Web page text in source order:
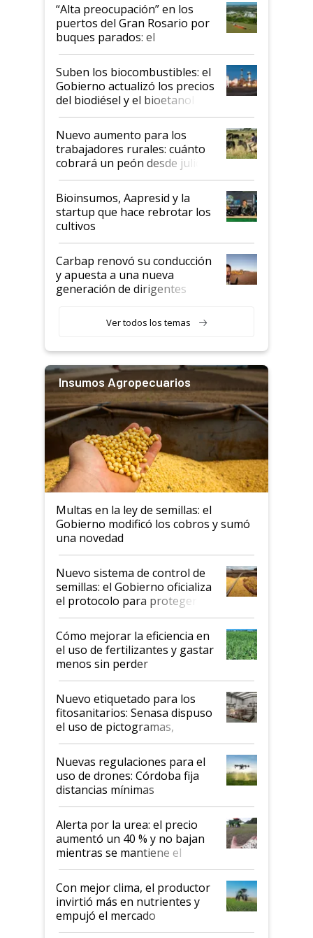
“Alta preocupación” en los
puertos del Gran Rosario por
buques parados: el
funcionamiento de las
exportadoras en tensión tras
la medida de fuerza de los
prácticos
Suben los biocombustibles: el
Gobierno actualizó los precios
del biodiésel y el bioetanol
Nuevo aumento para los
trabajadores rurales: cuánto
cobrará un peón desde julio
Bioinsumos, Aapresid y la
startup que hace rebrotar los
cultivos
Carbap renovó su conducción
y apuesta a una nueva
generación de dirigentes
Ver todos los temas
Insumos Agropecuarios
Multas en la ley de semillas: el
Gobierno modificó los cobros y sumó
una novedad
Nuevo sistema de control de
semillas: el Gobierno oficializa
el protocolo para proteger la
propiedad intelectual
Cómo mejorar la eficiencia en
el uso de fertilizantes y gastar
menos sin perder
productividad en la campaña
fina
Nuevo etiquetado para los
fitosanitarios: Senasa dispuso
el uso de pictogramas,
palabras de advertencia e
indicaciones
Nuevas regulaciones para el
uso de drones: Córdoba fija
distancias mínimas
Alerta por la urea: el precio
aumentó un 40 % y no bajan
mientras se mantiene el
conflicto en Medio Oriente
Con mejor clima, el productor
invirtió más en nutrientes y
empujó el mercado